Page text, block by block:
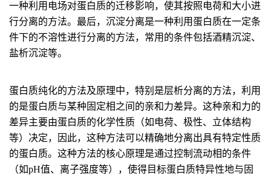
一种利用电场对蛋白质的迁移影响，使其按照电荷和大小进
行分离的方法。最后，沉淀分离是一种利用蛋白质在一定条
件下的不溶性进行分离的方法，常用的条件包括酒精沉淀、
盐析沉淀等。
蛋白质纯化的方法及原理中，特别是层析分离的方法，利用
的是蛋白质与某种固定相之间的亲和力差异。这种亲和力的
差异主要由蛋白质的化学性质（如电荷、极性、立体结构
等）决定，因此，这种方法可以精确地分离出具有特定性质
的蛋白质。这种方法的核心原理是通过控制流动相的条件
（如pH值、离子强度等），使得目标蛋白质特异性地与固